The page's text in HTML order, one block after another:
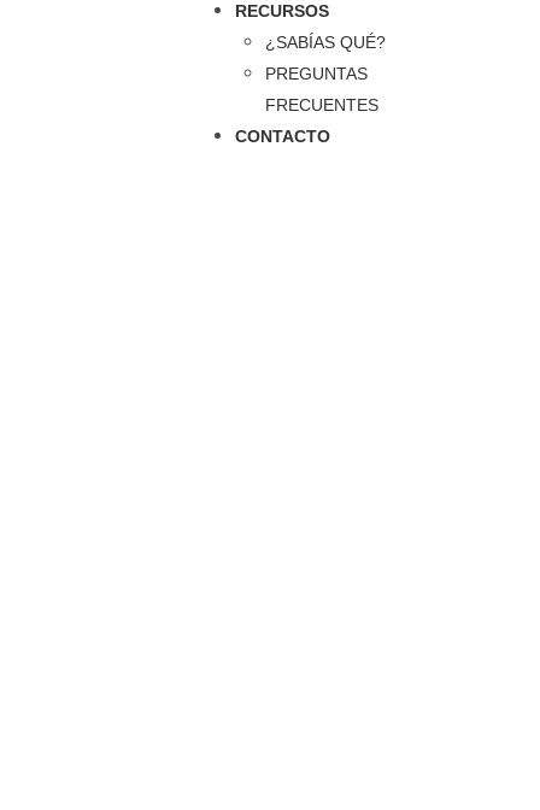
RECURSOS
¿SABÍAS QUÉ?
PREGUNTAS
FRECUENTES
CONTACTO
Entendemos que la tecnología puede ser abrumadora y
, pero creemos que todos merecen tener la
oportunidad de tener presencia en línea y competir en el